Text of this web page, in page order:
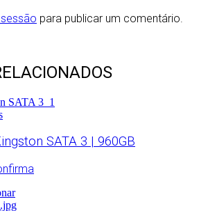
para publicar um comentário.
SATA 3 | 960GB